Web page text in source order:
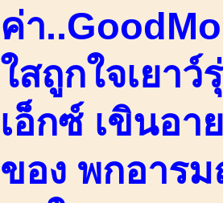
ค่า
ใสถูกใจเยา
เอ็กซ์ เขินอ
ของ พกอาร